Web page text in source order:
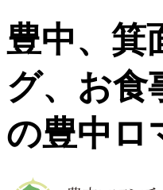
豊中、箕
グ、お食
の豊中ロ